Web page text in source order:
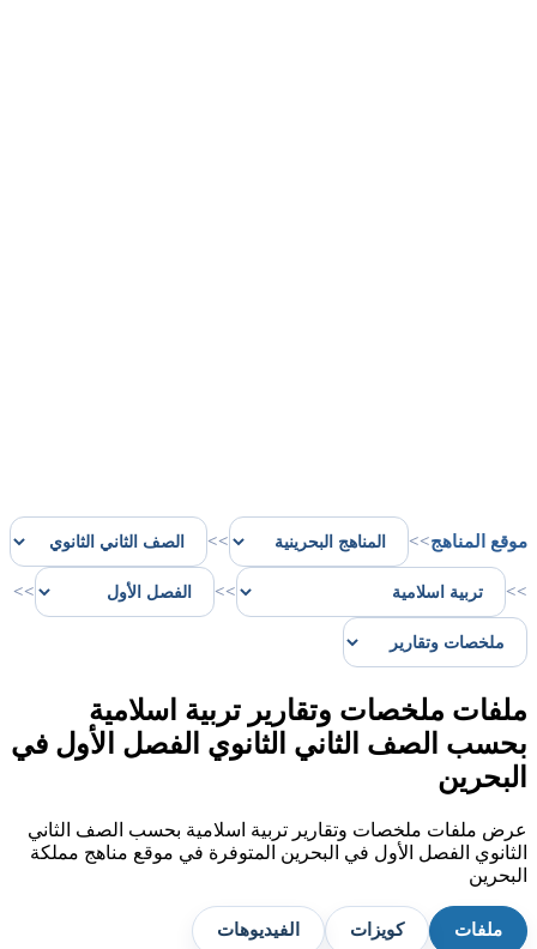
موقع المناهج>>
>>
>>
>>
>>
ملفات ملخصات وتقارير تربية اسلامية
بحسب الصف الثاني الثانوي الفصل الأول في
البحرين
عرض ملفات ملخصات وتقارير تربية اسلامية بحسب الصف الثاني
الثانوي الفصل الأول في البحرين المتوفرة في موقع مناهج مملكة
البحرين
ملفات كويزات الفيديوهات